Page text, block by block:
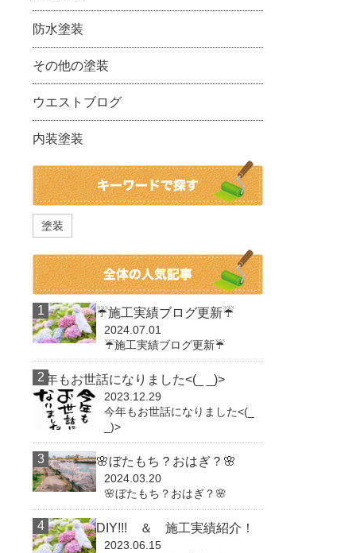
防水塗装
その他の塗装
ウエストブログ
内装塗装
塗装
☔施工実績ブログ更新☔
2024.07.01
☔施工実績ブログ更新☔
今年もお世話になりました<(_ _)>
2023.12.29
今年もお世話になりました<(_
_)>
🌸ぼたもち？おはぎ？🌸
2024.03.20
🌸ぼたもち？おはぎ？🌸
DIY!!! ＆ 施工実績紹介！
2023.06.15